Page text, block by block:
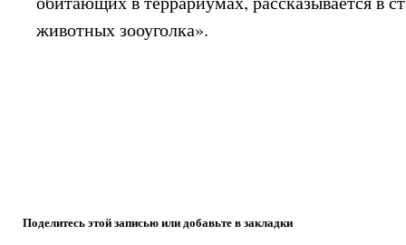
животных зооуголка».
Поделитесь этой записью или добавьте в закладки